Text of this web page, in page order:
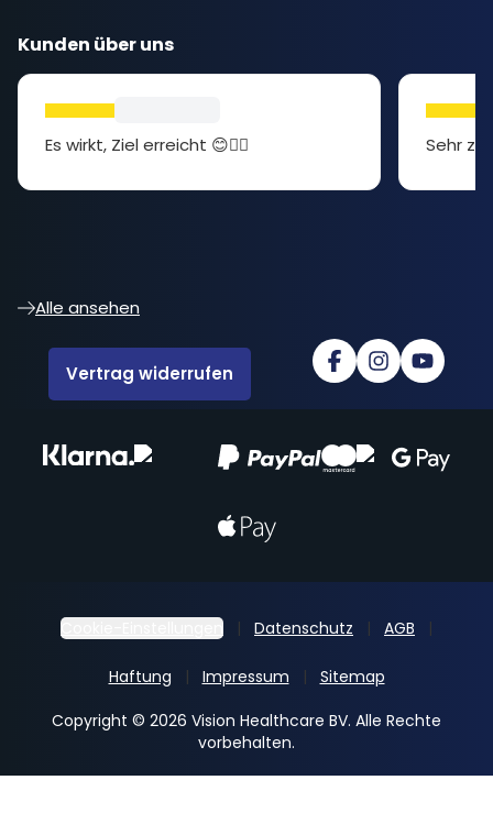
Kunden über uns
Es wirkt, Ziel erreicht 😊👍🏻 Sehr
Alle ansehen
Vertrag widerrufen
Cookie-Einstellungen Datenschutz AGB
Haftung Impressum
Sitemap
Copyright © 2026 Vision Healthcare BV. Alle Rechte
vorbehalten.